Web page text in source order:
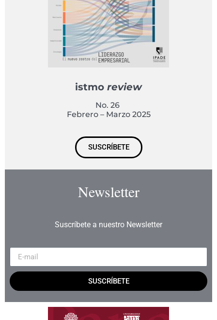
istmo review
No. 26
Febrero – Marzo 2025
SUSCRÍBETE
Newsletter
Suscríbete a nuestro Newsletter
SUSCRÍBETE